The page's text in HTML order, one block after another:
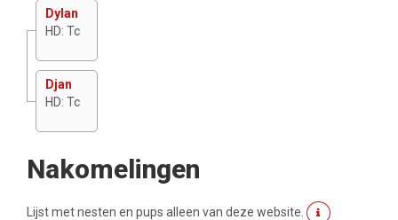
Dylan
HD: Tc
Djan
HD: Tc
Nakomelingen
Lijst met nesten en pups alleen van deze website.